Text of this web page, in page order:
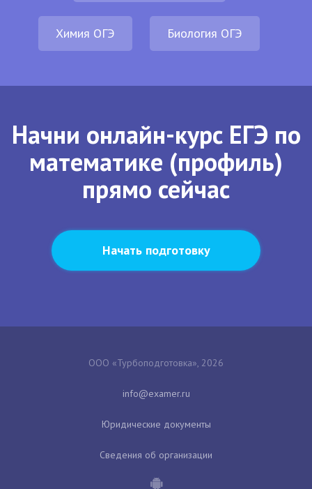
Химия ОГЭ Биология ОГЭ
Начни онлайн-курс ЕГЭ по
математике (профиль)
прямо сейчас
Начать подготовку
ООО «Турбоподготовка», 2026
Юридические документы
Сведения об организации